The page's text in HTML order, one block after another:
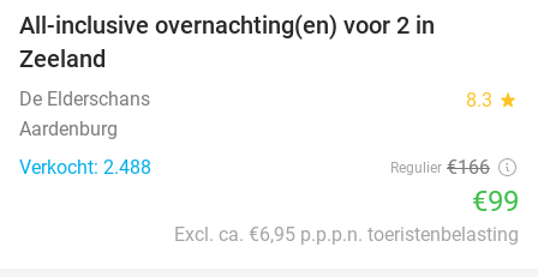
All-inclusive overnachting(en) voor 2 in
Zeeland
De Elderschans 8.3 star
Aardenburg
Verkocht: 2.488
Regulier €166
€99
Excl. ca. €6,95 p.p.p.n. toeristenbelasting